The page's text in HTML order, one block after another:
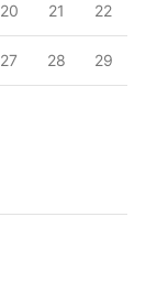
20 21 22
27 28 29